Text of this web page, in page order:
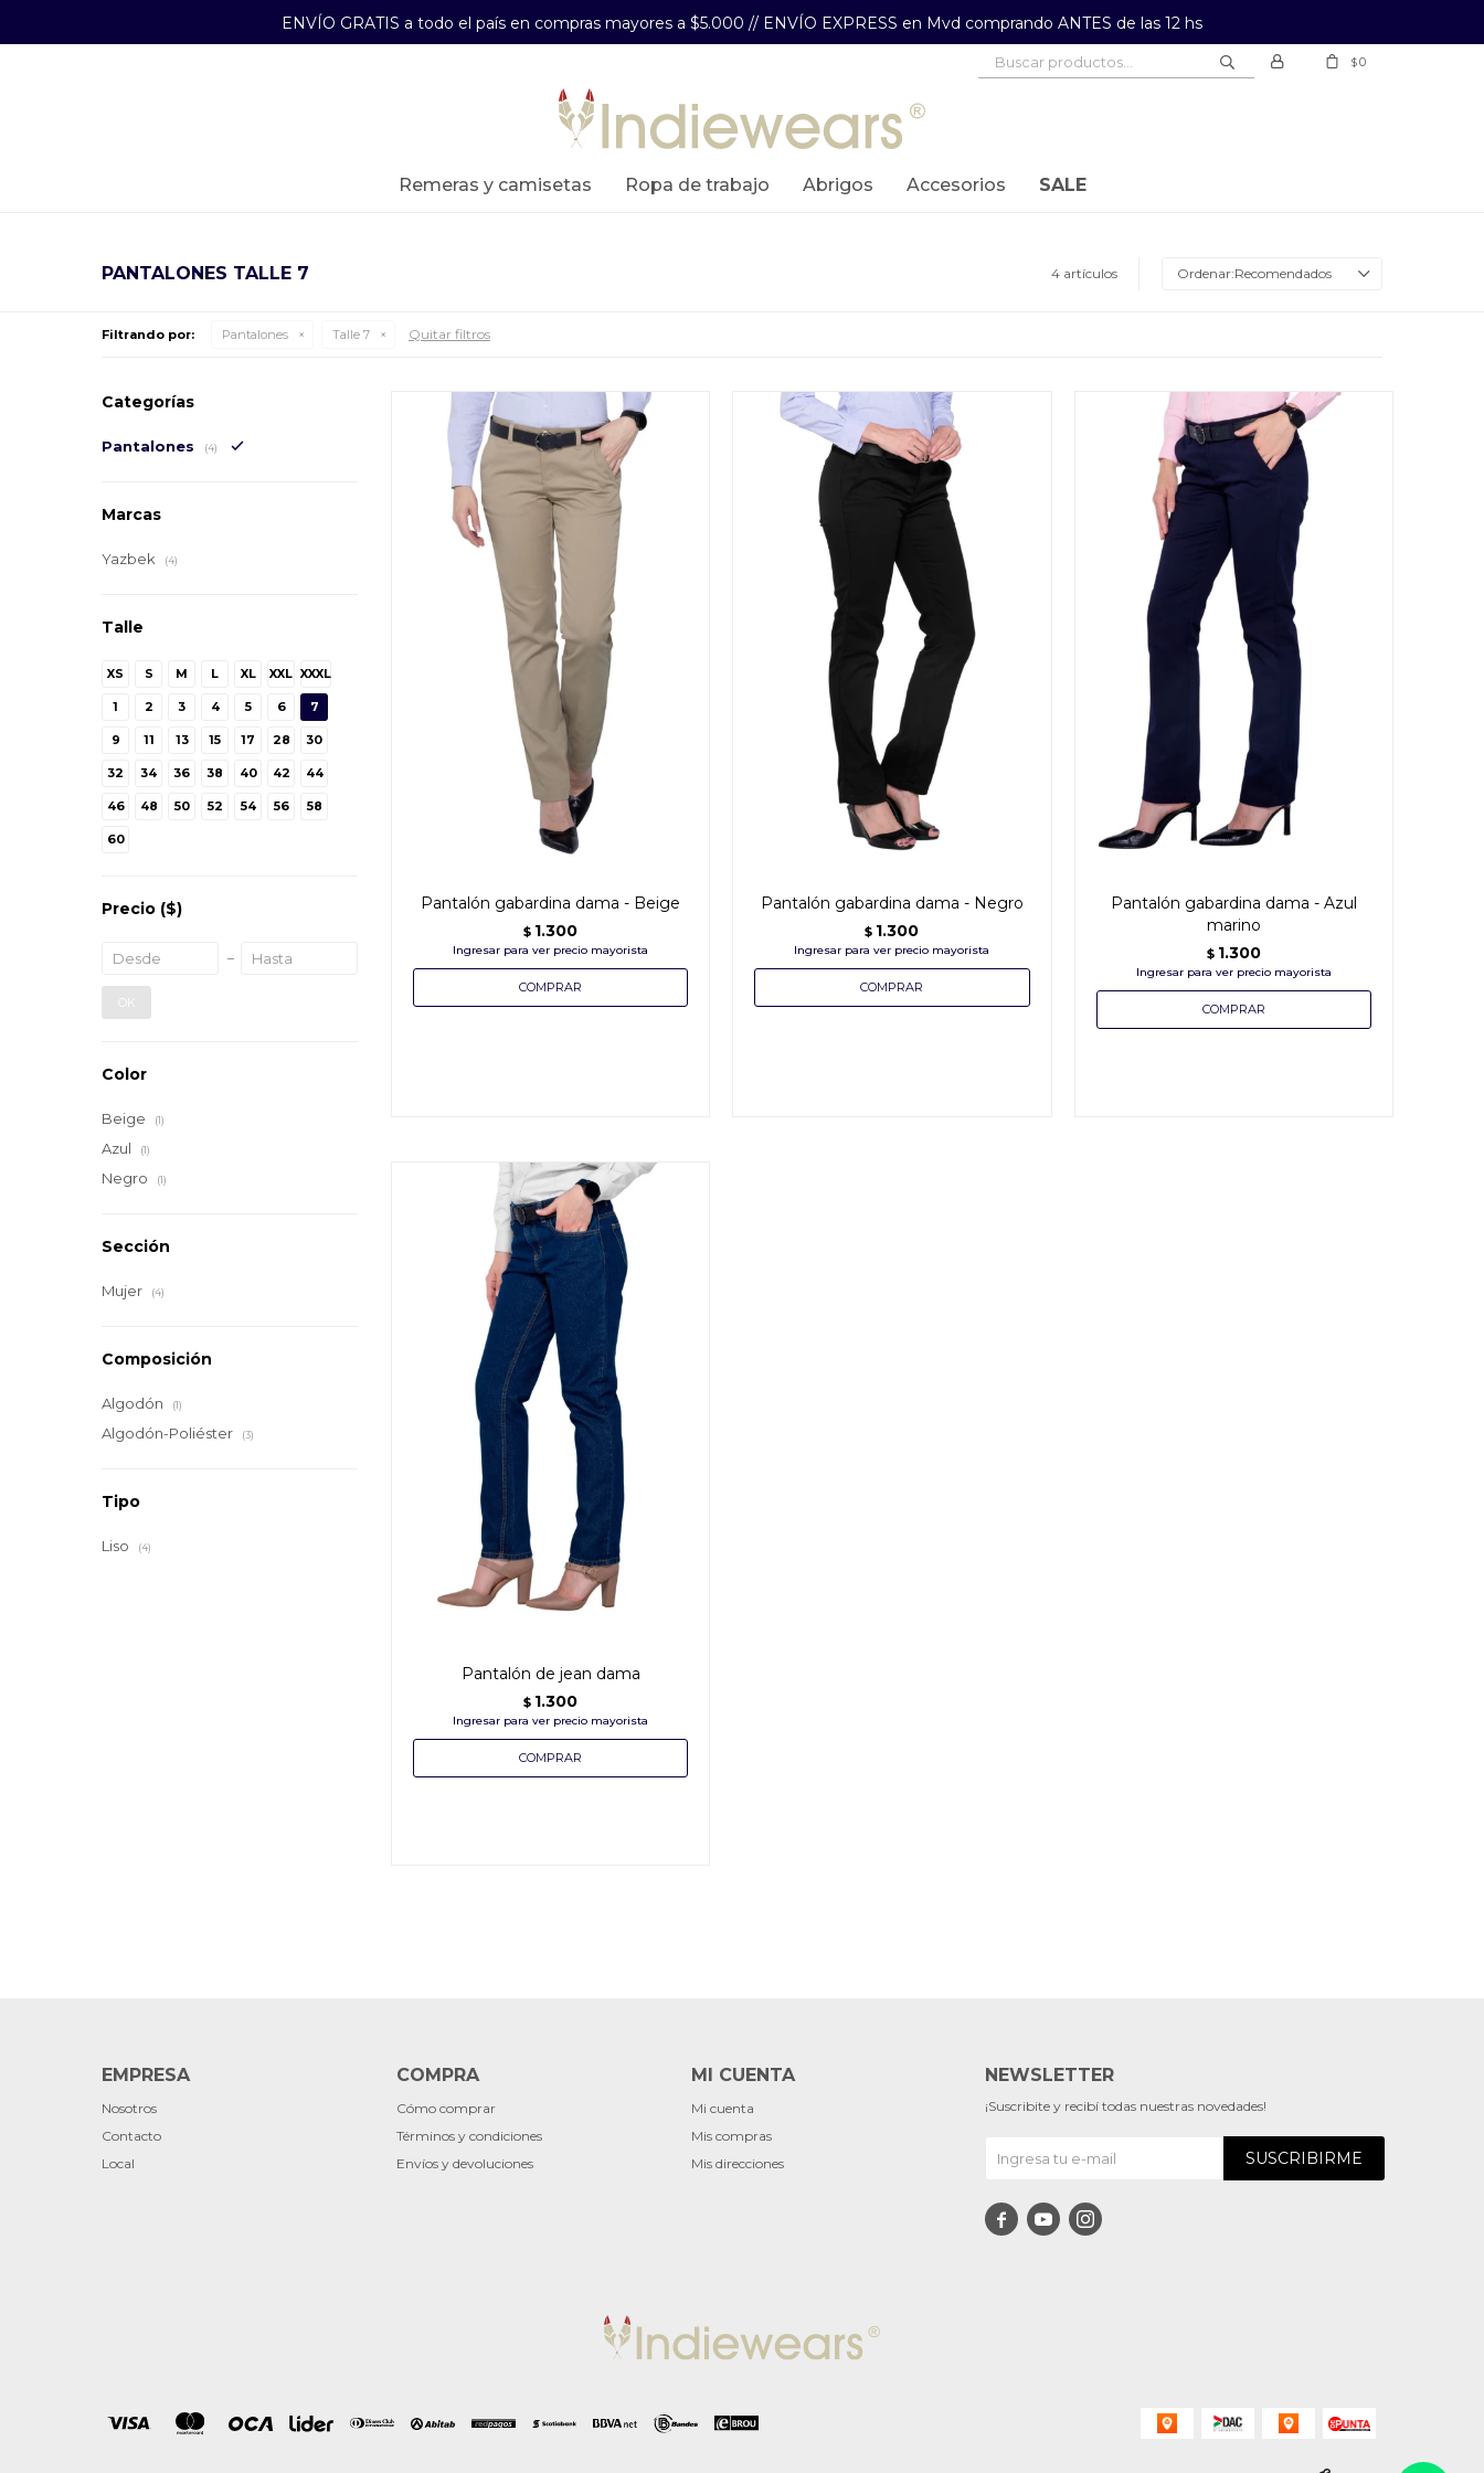
ENVÍO GRATIS a todo el país en compras mayores a $5.000 // ENVÍO EXPRESS en Mvd comprando ANTES de las 12 hs
remeras y camisetas ropa de trabajo abrigos accesorios SALE
$0
PANTALONES TALLE 7 4 artículos Recomendados
Filtrando por: Pantalones Talle 7 Quitar filtros
Pantalón gabardina dama - Beige
$ 1.300
Pantalón gabardina dama - Negro
$ 1.300
Pantalón gabardina dama - Azul
marino
$ 1.300
Pantalón de jean dama
$ 1.300
Categorías
Pantalones (4)
Marcas
Yazbek (4)
Talle
XS S M L XL XXL XXXL
1 2 3 4 5 6 7
9 11 13 15 17 28 30
32 34 36 38 40 42 44
46 48 50 52 54 56 58
60
Precio ($)
OK
Color
Beige (1)
Azul (1)
Negro (1)
Sección
Mujer (4)
Composición
Algodón (1)
Algodón-Poliéster (3)
Tipo
Liso (4)
EMPRESA
Nosotros
Contacto
Local
COMPRA
Cómo comprar
Términos y condiciones
Envíos y devoluciones
MI CUENTA
Mi cuenta
Mis compras
Mis direcciones
NEWSLETTER
¡Suscribite y recibí todas nuestras novedades!
SUSCRIBIRME
  